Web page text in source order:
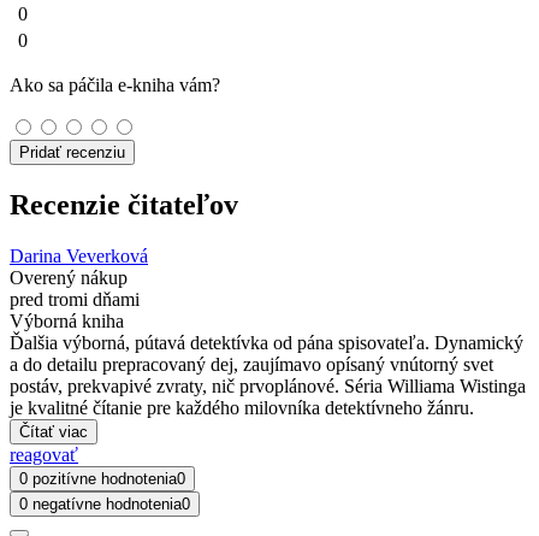
0
0
Ako sa páčila e-kniha vám?
Pridať recenziu
Recenzie čitateľov
Darina Veverková
Overený nákup
pred tromi dňami
Výborná kniha
Ďalšia výborná, pútavá detektívka od pána spisovateľa. Dynamický
a do detailu prepracovaný dej, zaujímavo opísaný vnútorný svet
postáv, prekvapivé zvraty, nič prvoplánové. Séria Williama Wistinga
je kvalitné čítanie pre každého milovníka detektívneho žánru.
Čítať viac
reagovať
0 pozitívne hodnotenia0
0 negatívne hodnotenia0